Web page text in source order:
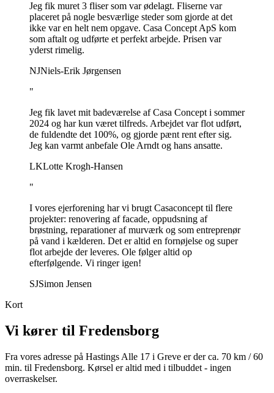
Jeg fik muret 3 fliser som var ødelagt. Fliserne var
placeret på nogle besværlige steder som gjorde at det
ikke var en helt nem opgave. Casa Concept ApS kom
som aftalt og udførte et perfekt arbejde. Prisen var
yderst rimelig.
NJNiels-Erik Jørgensen
"
Jeg fik lavet mit badeværelse af Casa Concept i sommer
2024 og har kun været tilfreds. Arbejdet var flot udført,
de fuldendte det 100%, og gjorde pænt rent efter sig.
Jeg kan varmt anbefale Ole Arndt og hans ansatte.
LKLotte Krogh-Hansen
"
I vores ejerforening har vi brugt Casaconcept til flere
projekter: renovering af facade, oppudsning af
brøstning, reparationer af murværk og som entreprenør
på vand i kælderen. Det er altid en fornøjelse og super
flot arbejde der leveres. Ole følger altid op
efterfølgende. Vi ringer igen!
SJSimon Jensen
Kort
Vi kører til Fredensborg
Fra vores adresse på Hastings Alle 17 i Greve er der ca. 70 km /60
min. til Fredensborg. Kørsel er altid med i tilbuddet - ingen
overraskelser.